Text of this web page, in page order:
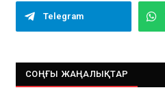
Telegram
СОҢҒЫ ЖАҢАЛЫҚТАР